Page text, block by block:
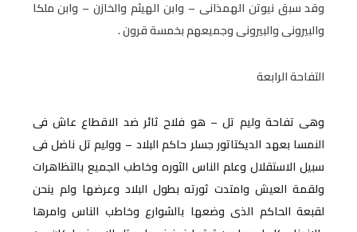
وقد سبق نيوتن الهمذانى – وابن الهيثم والخازن – وابن ملكا
والبيرونى والبيرونى وجميعهمبخمسة قرون .
التفاحة الرابعة
وهى تفاحة وليم تل – هو فلاح ثائر ضد الاقطاع عاش فى
النمسا بعهد الديكتاتور جسلر حاكمالبلاد – ووليم تل ناضل فى
سبيل الاستقلال وعلم الناس الثوره وخاطب الجميع بالتظاهرات
ولقمة العيش وامتدت ثورته بطول البلاد وعرضها ولم ينحن
لقبعة الحاكم الذى وضعها بالشوارع وخاطب الناس وامرها